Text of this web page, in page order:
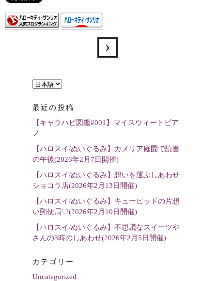
言
を
選
最近の投稿
【キャラハピ図鑑#001】マイスウィートピア
ノ
【ハロスイ/ぬいぐるみ】カメリア庭園で読書
の午後(2026年2月7日開催)
【ハロスイ/ぬいぐるみ】想いを運ぶしあわせ
ショコラ店(2026年2月13日開催)
【ハロスイ/ぬいぐるみ】キューピッドの片想
い郵便局♡(2026年2月10日開催)
【ハロスイ/ぬいぐるみ】不思議なスイーツや
さんの3時のしあわせ(2026年2月5日開催)
カテゴリー
Uncategorized